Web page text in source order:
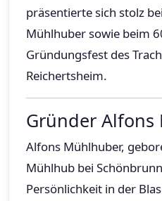
präsentierte sich stolz
Mühlhuber sowie beim
Gründungsfest des
Reichertsheim.
Gründer
Alfons Mühlhuber,
Mühlhub bei
Persönlichkeit in der